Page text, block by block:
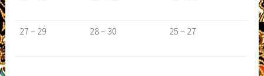
27 – 29 28 – 30 25 – 27